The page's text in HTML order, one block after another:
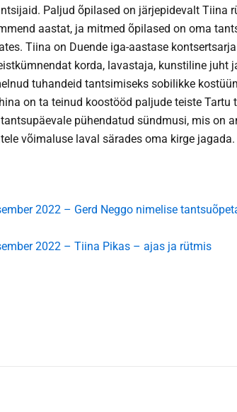
Paljud õpilased on järjepidevalt Tiina
aastat, ja mitmed õpilased on oma
Tiina on Duende iga-aastase kontsertsarja
korda, lavastaja, kunstiline juht
tuhandeid tantsimiseks sobilikke
on ta teinud koostööd paljude teiste Tartu
pühendatud sündmusi, mis on
võimaluse laval särades oma kirge jagada.
2022 – Gerd Neggo nimelise
2022 – Tiina Pikas – ajas ja rütmis